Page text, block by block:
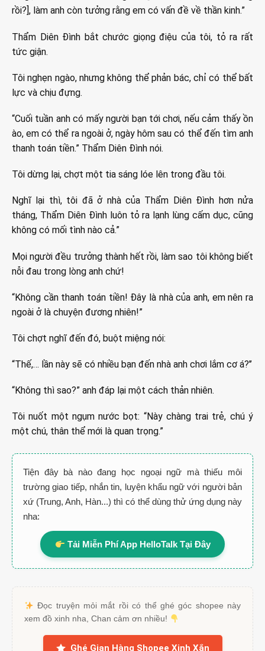
rồi?], làm anh còn tưởng rằng em có vấn đề về thần kinh.”
Thẩm Diên Đình bắt chước giọng điệu của tôi, tỏ ra rất
tức giận.
Tôi nghẹn ngào, nhưng không thể phản bác, chỉ có thể bất
lực và chịu đựng.
“Cuối tuần anh có mấy người bạn tới chơi, nếu cảm thấy ồn
ào, em có thể ra ngoài ở, ngày hôm sau có thể đến tìm anh
thanh toán tiền.” Thẩm Diên Đình nói.
Tôi dừng lại, chợt một tia sáng lóe lên trong đầu tôi.
Nghĩ lại thì, tôi đã ở nhà của Thẩm Diên Đình hơn nửa
tháng, Thẩm Diên Đình luôn tỏ ra lạnh lùng cấm dục, cũng
không có mối tình nào cả.”
Mọi người đều trưởng thành hết rồi, làm sao tôi không biết
nỗi đau trong lòng anh chứ!
“Không cần thanh toán tiền! Đây là nhà của anh, em nên ra
ngoài ở là chuyện đương nhiên!”
Tôi chợt nghĩ đến đó, buột miệng nói:
“Thế,… lần này sẽ có nhiều bạn đến nhà anh chơi lắm cơ á?’’
“Không thì sao?” anh đáp lại một cách thản nhiên.
Tôi nuốt một ngụm nước bọt: “Này chàng trai trẻ, chú ý
một chú, thân thể mới là quan trọng.”
Tiện đây bà nào đang học ngoại ngữ mà thiếu môi
trường giao tiếp, nhắn tin, luyện khẩu ngữ với người bản
xứ (Trung, Anh, Hàn...) thì có thể dùng thử ứng dụng này
nha:
Tải Miễn Phí App HelloTalk Tại Đây
Đọc truyện mỏi mắt rồi có thể ghé góc shopee này
xem đồ xinh nha, Chan cảm ơn nhiều!
Ghé Gian Hàng Shopee Xinh Xắn